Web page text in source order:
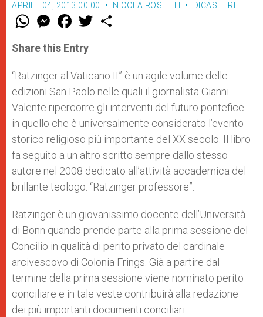
APRILE 04, 2013 00:00 NICOLA ROSETTI DICASTERI
W
t
s
p
p
M
e
s
e
g
e
r
F
a
e
b
o
k
w
r
Share this Entry
“Ratzinger al Vaticano II” è un agile volume delle
edizioni San Paolo nelle quali il giornalista Gianni
Valente ripercorre gli interventi del futuro pontefice
in quello che è universalmente considerato l’evento
storico religioso più importante del XX secolo. Il libro
fa seguito a un altro scritto sempre dallo stesso
autore nel 2008 dedicato all’attività accademica del
brillante teologo: “Ratzinger professore”.
Ratzinger è un giovanissimo docente dell’Università
di Bonn quando prende parte alla prima sessione del
Concilio in qualità di perito privato del cardinale
arcivescovo di Colonia Frings. Già a partire dal
termine della prima sessione viene nominato perito
conciliare e in tale veste contribuirà alla redazione
dei più importanti documenti conciliari.